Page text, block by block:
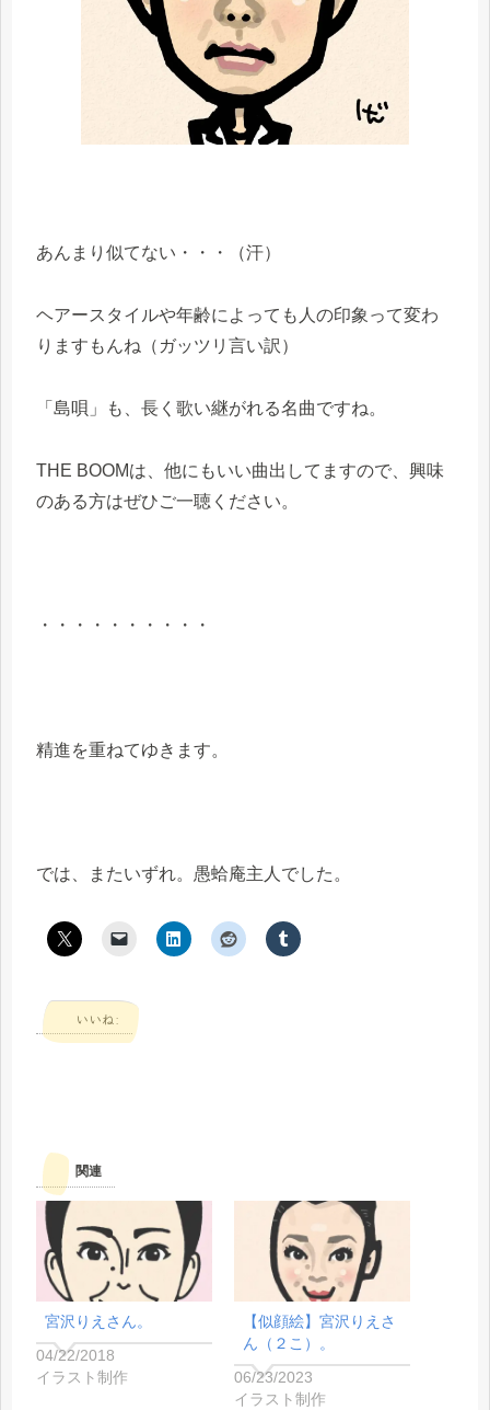
あんまり似てない・・・（汗）
ヘアースタイルや年齢によっても人の印象って変わ
りますもんね（ガッツリ言い訳）
「島唄」も、長く歌い継がれる名曲ですね。
THE BOOMは、他にもいい曲出してますので、興味
のある方はぜひご一聴ください。
・・・・・・・・・・
精進を重ねてゆきます。
では、またいずれ。愚蛤庵主人でした。
いいね:
関連
宮沢りえさん。
04/22/2018
イラスト制作
【似顔絵】宮沢りえさ
ん（２こ）。
06/23/2023
イラスト制作